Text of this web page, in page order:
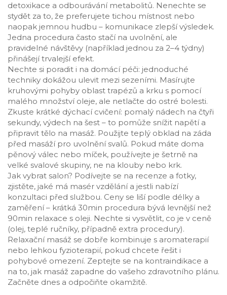
detoxikace a odbourávání metabolitů. Nenechte se
stydět za to, že preferujete tichou místnost nebo
naopak jemnou hudbu – komunikace zlepší výsledek.
Jedna procedura často stačí na uvolnění, ale
pravidelné návštěvy (například jednou za 2–4 týdny)
přinášejí trvalejší efekt.
Nechte si poradit i na domácí péči: jednoduché
techniky dokážou ulevit mezi sezeními. Masírujte
kruhovými pohyby oblast trapézů a krku s pomocí
malého množství oleje, ale netlačte do ostré bolesti.
Zkuste krátké dýchací cvičení: pomalý nádech na čtyři
sekundy, výdech na šest – to pomůže snížit napětí a
připravit tělo na masáž. Použijte teplý obklad na záda
před masáží pro uvolnění svalů. Pokud máte doma
pěnový válec nebo míček, používejte je šetrně na
velké svalové skupiny, ne na klouby nebo krk.
Jak vybrat salon? Podívejte se na recenze a fotky,
zjistěte, jaké má masér vzdělání a jestli nabízí
konzultaci před službou. Ceny se liší podle délky a
zaměření – krátká 30min procedura bývá levnější než
90min relaxace s oleji. Nechte si vysvětlit, co je v ceně
(olej, teplé ručníky, případně extra procedury).
Relaxační masáž se dobře kombinuje s aromaterapií
nebo lehkou fyzioterapií, pokud chcete řešit i
pohybové omezení. Zeptejte se na kontraindikace a
na to, jak masáž zapadne do vašeho zdravotního plánu.
Začněte dnes a odpočiňte okamžitě.